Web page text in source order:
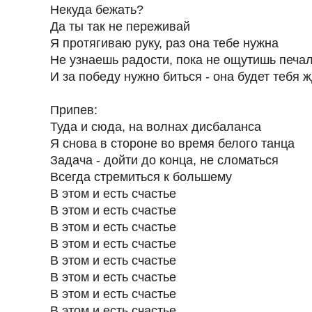
Некуда бежать?
Да ты так не переживай
Я протягиваю руку, раз она тебе нужна
Не узнаешь радости, пока не ощутишь
И за победу нужно биться - она будет тебя
Припев:
Туда и сюда, на волнах дисбаланса
Я снова в стороне во время белого танца
Задача - дойти до конца, не сломаться
Всегда стремиться к большему
В этом и есть счастье
В этом и есть счастье
В этом и есть счастье
В этом и есть счастье
В этом и есть счастье
В этом и есть счастье
В этом и есть счастье